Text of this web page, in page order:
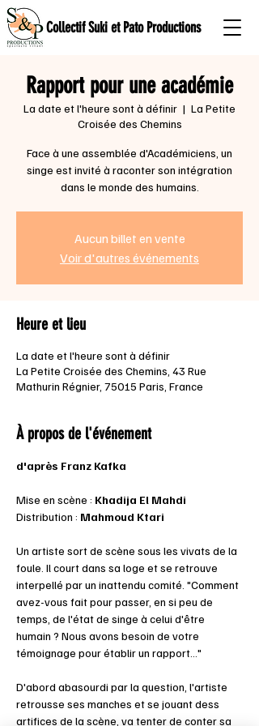
Collectif Suki et Pato Productions
Rapport pour une académie
La date et l'heure sont à définir
  |
La Petite
Croisée des Chemins
Face à une assemblée d'Académiciens, un
singe est invité à raconter son intégration
dans le monde des humains.
Aucun billet en vente
Voir d'autres événements
Heure et lieu
La date et l'heure sont à définir
La Petite Croisée des Chemins, 43 Rue
Mathurin Régnier, 75015 Paris, France
À propos de l'événement
d'après Franz Kafka
Mise en scène : Khadija El Mahdi
Distribution : Mahmoud Ktari
Un artiste sort de scène sous les vivats de la
foule. Il court dans sa loge et se retrouve
interpellé par un inattendu comité. "Comment
avez-vous fait pour passer, en si peu de
temps, de l'état de singe à celui d'être
humain ? Nous avons besoin de votre
témoignage pour établir un rapport..."
D'abord abasourdi par la question, l'artiste
retrousse ses manches et se jouant dess
artifices de la scène, va tenter de conter sa